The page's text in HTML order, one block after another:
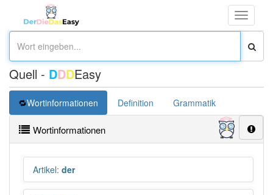
Toggle
Quell - DDDEasy
Wortinformationen Definition Grammatik
Wortinformationen
Artikel: der